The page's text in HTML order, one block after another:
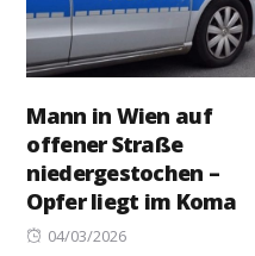
Mann in Wien auf
offener Straße
niedergestochen –
Opfer liegt im Koma
Posted
04/03/2026